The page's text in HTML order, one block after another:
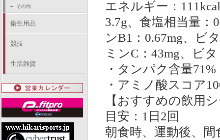
その他
衛生用品
競技
生活雑貨
エネルギー：
3.7g、食塩相当量：
ンB1：0.67mg、ビ
ミンC：43mg、ビ
・タンパク含量
・アミノ酸スコア
【おすすめの飲用
目安：1日2回
朝食時、運動後、